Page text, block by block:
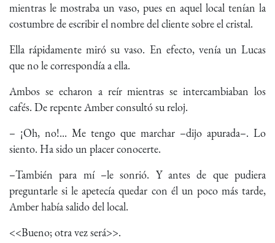
mientras le mostraba un vaso, pues en aquel local tenían la
costumbre de escribir el nombre del cliente sobre el cristal.
Ella rápidamente miró su vaso. En efecto, venía un Lucas
que no le correspondía a ella.
Ambos se echaron a reír mientras se intercambiaban los
cafés. De repente Amber consultó su reloj.
– ¡Oh, no!... Me tengo que marchar –dijo apurada–. Lo
siento. Ha sido un placer conocerte.
–También para mí –le sonrió. Y antes de que pudiera
preguntarle si le apetecía quedar con él un poco más tarde,
Amber había salido del local.
<<Bueno; otra vez será>>.